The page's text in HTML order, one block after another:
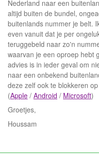
Nederland naar een
altijd buiten de bundel,
buitenlands nummer je belt.
even vanuit dat je per
teruggebeld naar zo'n
waarvan je een oproep hebt
advies is in ieder geval om
naar een onbekend
deze zelf ook te blokkeren
(Apple / Android / Microsoft)
Groetjes,
Houssam